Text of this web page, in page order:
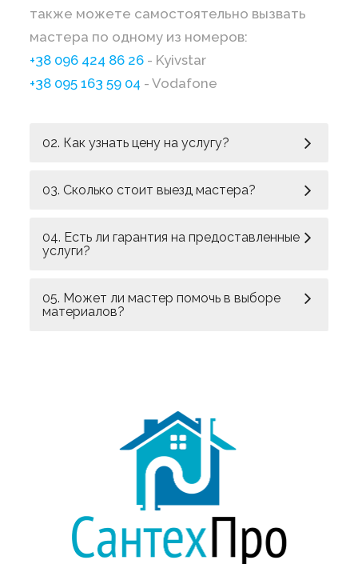
также можете самостоятельно вызвать
мастера по одному из номеров:
+38 096 424 86 26 - Kyivstar
+38 095 163 59 04 - Vodafone
02. Как узнать цену на услугу?
03. Сколько стоит выезд мастера?
04. Есть ли гарантия на предоставленные
услуги?
05. Может ли мастер помочь в выборе
материалов?